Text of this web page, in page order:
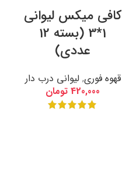
کافی میکس لیوانی
1*3 (بسته 12
عددی)
قهوه فوری, لیوانی درب دار
420,000 تومان